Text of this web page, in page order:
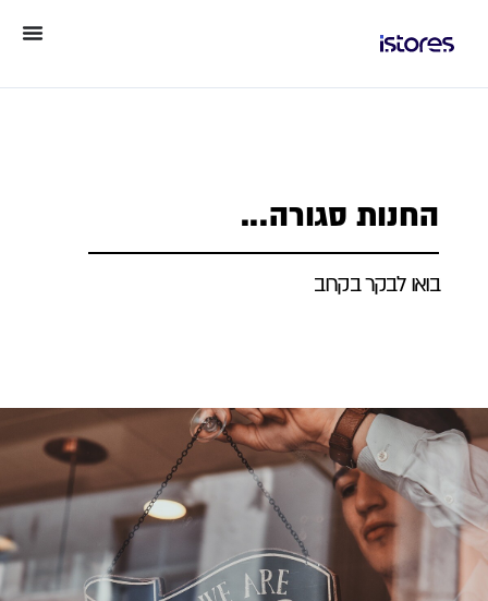
החנות סגורה...
בואו לבקר בקרוב